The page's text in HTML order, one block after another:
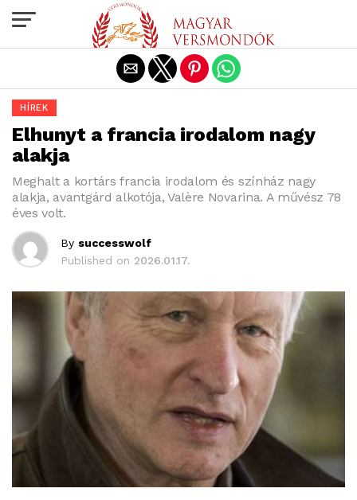
HÍREK
Elhunyt a francia irodalom nagy
alakja
Meghalt a kortárs francia irodalom és színház nagy
alakja, avantgárd alkotója, Valère Novarina. A művész 78
éves volt.
By successwolf
Published on 2026.01.17.
Exit mobile version